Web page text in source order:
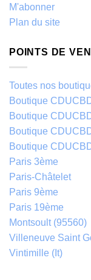
M'abonner
Plan du site
POINTS DE
Toutes nos
Boutique
Boutique
Boutique
Boutique
Paris 3ème
Paris-Châtelet
Paris 9ème
Paris 19ème
Montsoult (95560)
Villeneuve Saint
Vintimille (It)